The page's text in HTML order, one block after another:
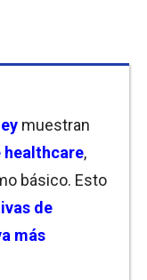
muestran
healthcare,
básico. Esto
de
más